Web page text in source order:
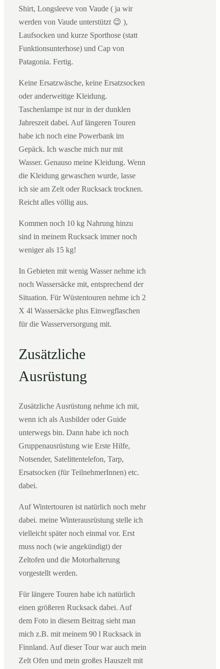
Shirt, Longsleeve von Vaude ( ja wir
werden von Vaude unterstützt 😉 ),
Laufsocken und kurze Sporthose (statt
Funktionsunterhose) und Cap von
Patagonia. Fertig.
Keine Ersatzwäsche, keine Ersatzsocken
oder anderweitige Kleidung.
Taschenlampe ist nur in der dunklen
Jahreszeit dabei. Auf längeren Touren
habe ich noch eine Powerbank im
Gepäck. Ich wasche mich nur mit
Wasser. Genauso meine Kleidung. Wenn
die Kleidung gewaschen wurde, lasse
ich sie am Zelt oder Rucksack trocknen.
Reicht alles völlig aus.
Kommen noch 10 kg Nahrung hinzu
sind in meinem Rucksack immer noch
weniger als 15 kg!
In Gebieten mit wenig Wasser nehme ich
noch Wassersäcke mit, entsprechend der
Situation. Für Wüstentouren nehme ich 2
X 4l Wassersäcke plus Einwegflaschen
für die Wasserversorgung mit.
Zusätzliche
Ausrüstung
Zusätzliche Ausrüstung nehme ich mit,
wenn ich als Ausbilder oder Guide
unterwegs bin. Dann habe ich noch
Gruppenausrüstung wie Erste Hilfe,
Notsender, Satelittentelefon, Tarp,
Ersatsocken (für TeilnehmerInnen) etc.
dabei.
Auf Wintertouren ist natürlich noch mehr
dabei. meine Winterausrüstung stelle ich
vielleicht später noch einmal vor. Erst
muss noch (wie angekündigt) der
Zeltofen und die Motorhalterung
vorgestellt werden.
Für längere Touren habe ich natürlich
einen größeren Rucksack dabei. Auf
dem Foto in diesem Beitrag sieht man
mich z.B. mit meinem 90 l Rucksack in
Finnland. Auf dieser Tour war auch mein
Zelt Ofen und mein großes Hauszelt mit